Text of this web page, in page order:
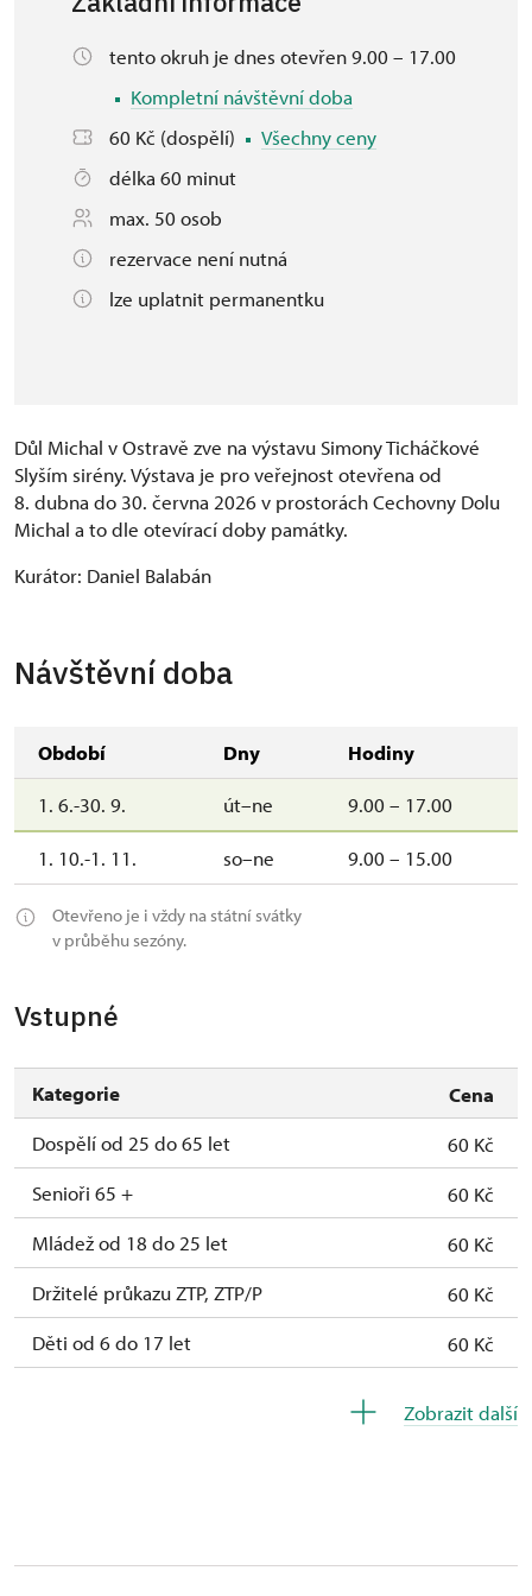
tento okruh je dnes otevřen 9.00 – 17.00
Kompletní návštěvní doba
60 Kč (dospělí)
Všechny ceny
délka 60 minut
max. 50 osob
rezervace není nutná
lze uplatnit permanentku
Důl Michal v Ostravě zve na výstavu Simony Ticháčkové
Slyším sirény. Výstava je pro veřejnost otevřena od
8. dubna do 30. června 2026 v prostorách Cechovny Dolu
Michal a to dle otevírací doby památky.
Kurátor: Daniel Balabán
Návštěvní doba
Období Dny Hodiny
1. 6.-30. 9. út–ne 9.00 – 17.00
1. 10.-1. 11. so–ne 9.00 – 15.00
Otevřeno je i vždy na státní svátky
v průběhu sezóny.
Vstupné
Kategorie
Cena
Dospělí od 25 do 65 let
60 Kč
Senioři 65 +
60 Kč
Mládež od 18 do 25 let
60 Kč
Držitelé průkazu ZTP, ZTP/P
60 Kč
Děti od 6 do 17 let
60 Kč
Průvodce organizované skupiny (1 osobaneposkytuje se
Zobrazit další